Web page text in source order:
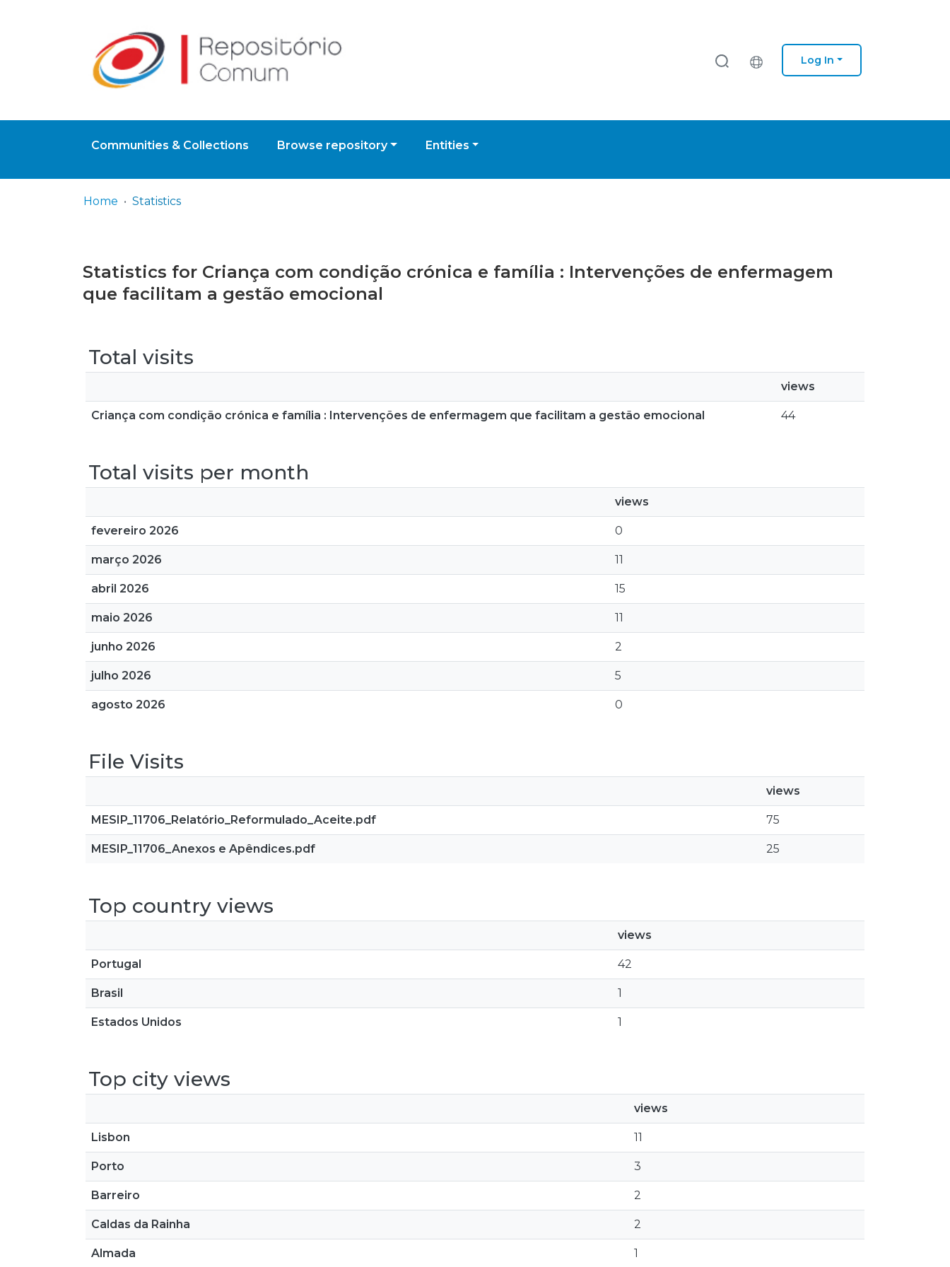
Log In
Communities & Collections Browse repository Entities
Home Statistics
Statistics for Criança com condição crónica e família : Intervenções de enfermagem
que facilitam a gestão emocional
Total visits
views
Criança com condição crónica e família : Intervenções de enfermagem que facilitam a gestão emocional 44
Total visits per month
views
fevereiro 2026 0
março 2026 11
abril 2026 15
maio 2026 11
junho 2026 2
julho 2026 5
agosto 2026 0
File Visits
views
MESIP_11706_Relatório_Reformulado_Aceite.pdf 75
MESIP_11706_Anexos e Apêndices.pdf 25
Top country views
views
Portugal 42
Brasil 1
Estados Unidos 1
Top city views
views
Lisbon 11
Porto 3
Barreiro 2
Caldas da Rainha 2
Almada 1